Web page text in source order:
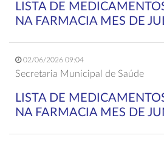
LISTA DE
NA FARMACIA MES DE
02/06/2026 09:04
Secretaria Municipal de Saúde
LISTA DE
NA FARMACIA MES DE